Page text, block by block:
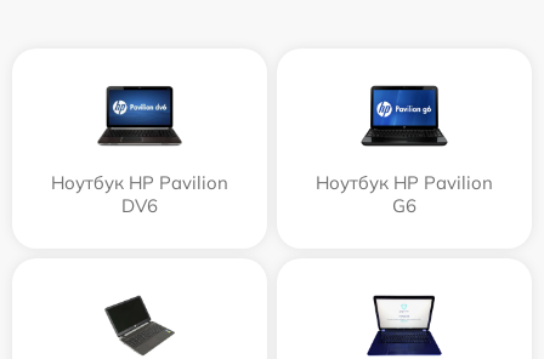
Ноутбук HP Pavilion
DV6
Ноутбук HP Pavilion
G6